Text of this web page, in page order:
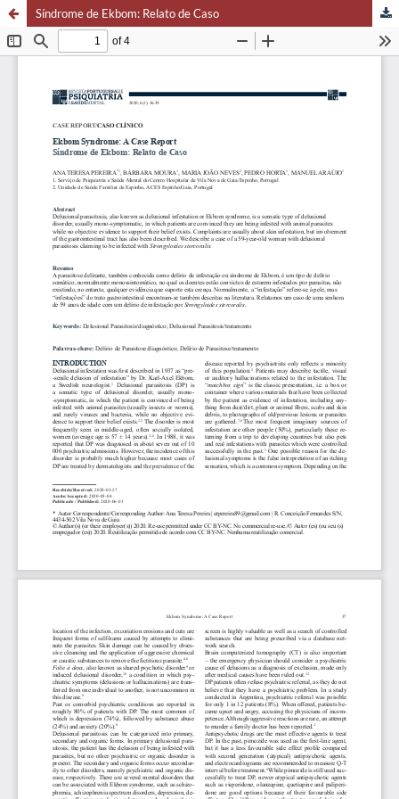
Síndrome de Ekbom: Relato de Caso